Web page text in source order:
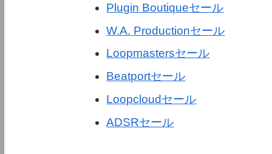
Plugin Boutiqueセール
W.A. Productionセール
Loopmastersセール
Beatportセール
Loopcloudセール
ADSRセール